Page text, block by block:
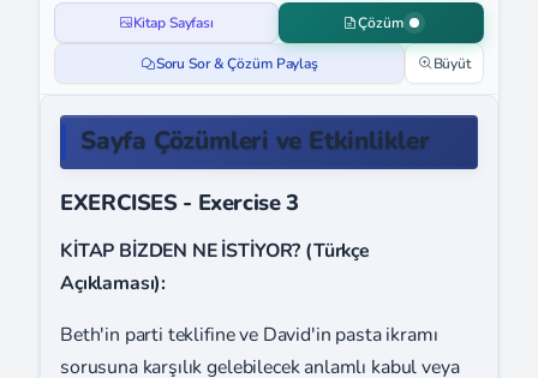
Kitap Sayfası Çözüm
Soru Sor & Çözüm Paylaş Büyüt
Sayfa Çözümleri ve Etkinlikler
EXERCISES - Exercise 3
KİTAP BİZDEN NE İSTİYOR? (Türkçe
Açıklaması):
Beth'in parti teklifine ve David'in pasta ikramı
sorusuna karşılık gelebilecek anlamlı kabul veya